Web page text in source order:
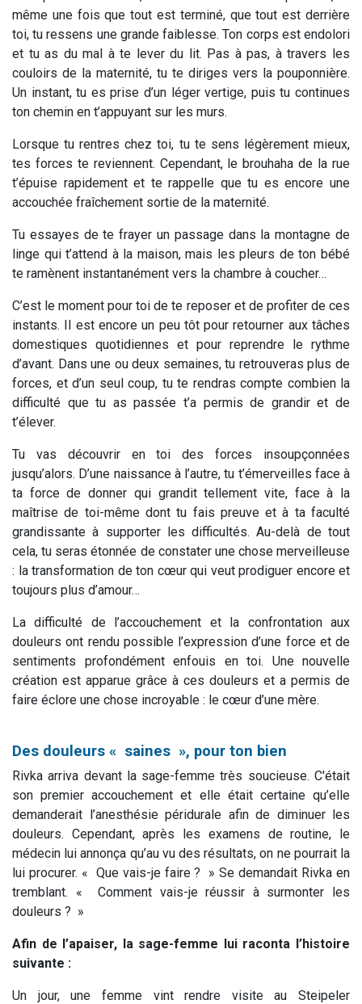
même une fois que tout est terminé, que tout est derrière
toi, tu ressens une grande faiblesse. Ton corps est endolori
et tu as du mal à te lever du lit. Pas à pas, à travers les
couloirs de la maternité, tu te diriges vers la pouponnière.
Un instant, tu es prise d’un léger vertige, puis tu continues
ton chemin en t’appuyant sur les murs.
Lorsque tu rentres chez toi, tu te sens légèrement mieux,
tes forces te reviennent. Cependant, le brouhaha de la rue
t’épuise rapidement et te rappelle que tu es encore une
accouchée fraîchement sortie de la maternité.
Tu essayes de te frayer un passage dans la montagne de
linge qui t’attend à la maison, mais les pleurs de ton bébé
te ramènent instantanément vers la chambre à coucher…
C’est le moment pour toi de te reposer et de profiter de ces
instants. Il est encore un peu tôt pour retourner aux tâches
domestiques quotidiennes et pour reprendre le rythme
d’avant. Dans une ou deux semaines, tu retrouveras plus de
forces, et d’un seul coup, tu te rendras compte combien la
difficulté que tu as passée t’a permis de grandir et de
t’élever.
Tu vas découvrir en toi des forces insoupçonnées
jusqu’alors. D’une naissance à l’autre, tu t’émerveilles face à
ta force de donner qui grandit tellement vite, face à la
maîtrise de toi-même dont tu fais preuve et à ta faculté
grandissante à supporter les difficultés. Au-delà de tout
cela, tu seras étonnée de constater une chose merveilleuse
: la transformation de ton cœur qui veut prodiguer encore et
toujours plus d’amour…
La difficulté de l’accouchement et la confrontation aux
douleurs ont rendu possible l’expression d’une force et de
sentiments profondément enfouis en toi. Une nouvelle
création est apparue grâce à ces douleurs et a permis de
faire éclore une chose incroyable : le cœur d’une mère.
Des douleurs « saines », pour ton bien
Rivka arriva devant la sage-femme très soucieuse. C'était
son premier accouchement et elle était certaine qu’elle
demanderait l’anesthésie péridurale afin de diminuer les
douleurs. Cependant, après les examens de routine, le
médecin lui annonça qu’au vu des résultats, on ne pourrait la
lui procurer. « Que vais-je faire ? » Se demandait Rivka en
tremblant. « Comment vais-je réussir à surmonter les
douleurs ? »
Afin de l’apaiser, la sage-femme lui raconta l’histoire
suivante :
Un jour, une femme vint rendre visite au Steipeler